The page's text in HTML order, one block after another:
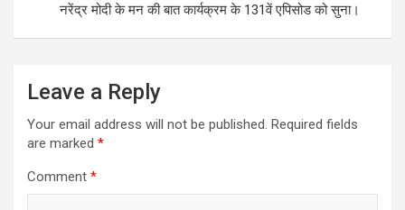
नरेंद्र मोदी के मन की बात कार्यक्रम के 131वें एपिसोड को सुना।
Leave a Reply
Your email address will not be published. Required fields
are marked *
Comment *